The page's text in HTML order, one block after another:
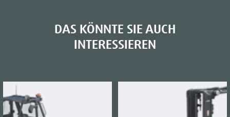
DAS KÖNNTE SIE AUCH
INTERESSIEREN